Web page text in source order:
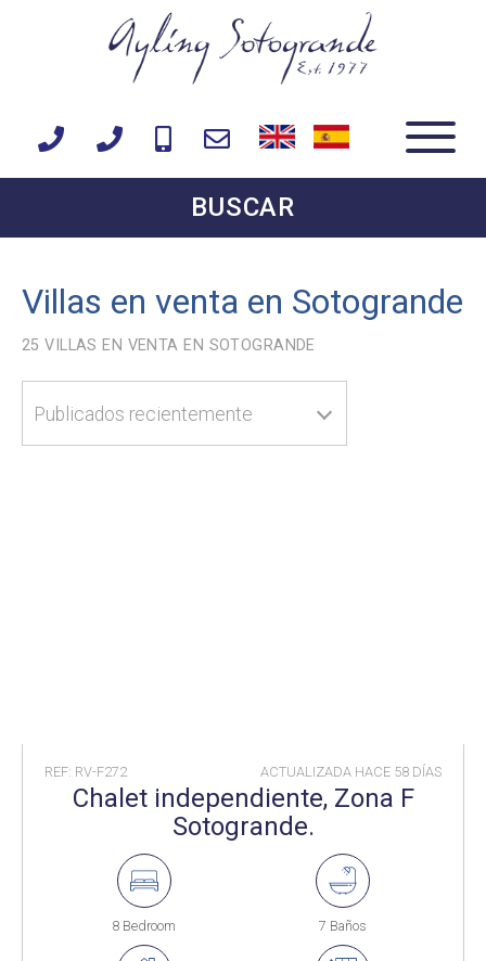
BUSCAR
Villas en venta en Sotogrande
25 VILLAS EN VENTA EN SOTOGRANDE
Publicados recientemente
REF: RV-F272 ACTUALIZADA HACE 58 DÍAS
Chalet independiente, Zona F
Sotogrande.
8 Bedroom 7 Baños